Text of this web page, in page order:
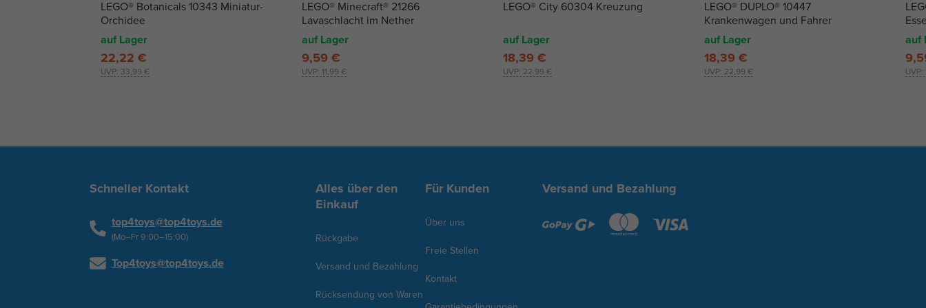
LEGO® Botanicals 10343 Miniatur-
Orchidee
auf Lager
UVP: 33,99 €
22,22 €
LEGO® Minecraft® 21266
Lavaschlacht im Nether
auf Lager
UVP: 11,99 €
9,59 €
LEGO® City 60304 Kreuzung
auf Lager
UVP: 22,99 €
18,39 €
LEGO® DUPLO® 10447
Krankenwagen und Fahrer
auf Lager
UVP: 22,99 €
18,39 €
auf
UVP:
Schneller Kontakt
top4toys@top4toys.de
(Mo–Fr 9:00–15:00)
Top4toys@top4toys.de
Alles über den
Einkauf
Rückgabe
Versand und Bezahlung
Rücksendung von Waren
Für Kunden
Über uns
Freie Stellen
Kontakt
Versand und Bezahlung